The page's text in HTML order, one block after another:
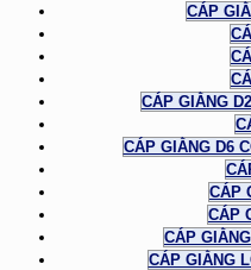
CÁP
CÁP GIẰNG
CÁP GIẰNG D6
CÁP
CÁP
CÁP
CÁP GIẰNG